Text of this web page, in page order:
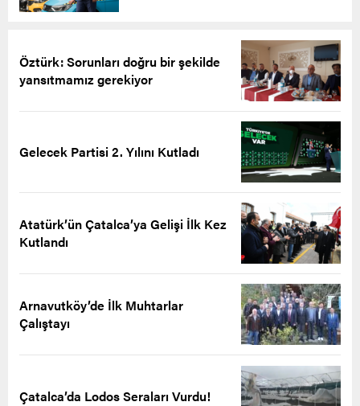
Öztürk: Sorunları doğru bir şekilde
yansıtmamız gerekiyor
Gelecek Partisi 2. Yılını Kutladı
Atatürk’ün Çatalca’ya Gelişi İlk Kez
Kutlandı
Arnavutköy’de İlk Muhtarlar
Çalıştayı
Çatalca’da Lodos Seraları Vurdu!